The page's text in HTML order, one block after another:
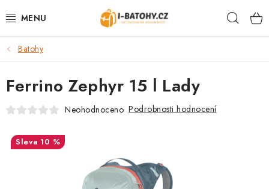
na
VÝPRODEJ %
BATOHY
TAŠKY, KABELKY
CESTOVNÍ ZAVAZADLA
Batohy
Ferrino Zephyr 15 l Lady
Neohodnoceno Podrobnosti hodnocení
10 %